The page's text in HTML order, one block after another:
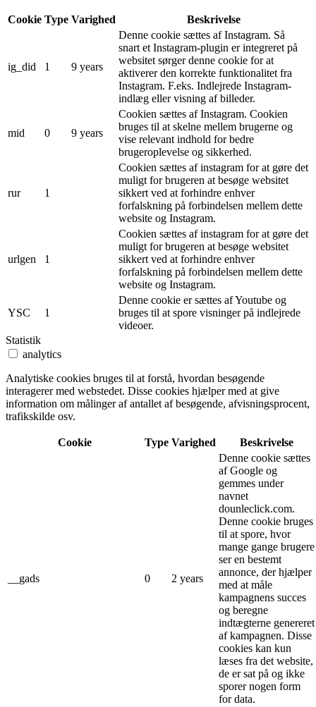
Cookie Type Varighed Beskrivelse
ig_did 1 9 years
Denne cookie sættes af Instagram. Så
snart et Instagram-plugin er integreret på
websitet sørger denne cookie for at
aktiverer den korrekte funktionalitet fra
Instagram. F.eks. Indlejrede Instagram-
indlæg eller visning af billeder.
mid 0 9 years
Cookien sættes af Instagram. Cookien
bruges til at skelne mellem brugerne og
vise relevant indhold for bedre
brugeroplevelse og sikkerhed.
rur 1
Cookien sættes af instagram for at gøre det
muligt for brugeren at besøge websitet
sikkert ved at forhindre enhver
forfalskning på forbindelsen mellem dette
website og Instagram.
urlgen 1
Cookien sættes af instagram for at gøre det
muligt for brugeren at besøge websitet
sikkert ved at forhindre enhver
forfalskning på forbindelsen mellem dette
website og Instagram.
YSC 1
Denne cookie er sættes af Youtube og
bruges til at spore visninger på indlejrede
videoer.
Statistik
analytics
Analytiske cookies bruges til at forstå, hvordan besøgende
interagerer med webstedet. Disse cookies hjælper med at give
information om målinger af antallet af besøgende, afvisningsprocent,
trafikskilde osv.
Cookie Type Varighed Beskrivelse
__gads 0 2 years
Denne cookie sættes
af Google og
gemmes under
navnet
dounleclick.com.
Denne cookie bruges
til at spore, hvor
mange gange brugere
ser en bestemt
annonce, der hjælper
med at måle
kampagnens succes
og beregne
indtægterne genereret
af kampagnen. Disse
cookies kan kun
læses fra det website,
de er sat på og ikke
sporer nogen form
for data.